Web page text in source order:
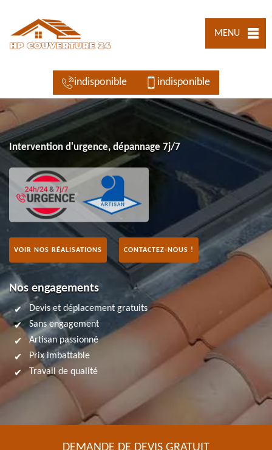
MENU
indisponible indisponible
Intervention d'urgence, dépannage 7j/7
VOIR NOS RÉALISATIONS CONTACTEZ-NOUS !
Nos engagements
Devis et déplacement gratuits
Sans engagement
Artisan passionné
Prix imbattable
Travail de qualité
DEMANDE DE DEVIS GRATUIT